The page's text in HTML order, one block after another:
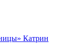
Катрин